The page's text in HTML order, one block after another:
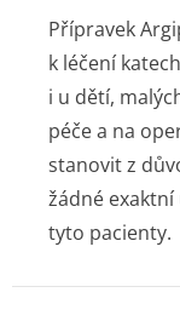
Přípravek
k léčení
i u dětí,
péče a na
stanovit z
žádné
tyto pacienty.